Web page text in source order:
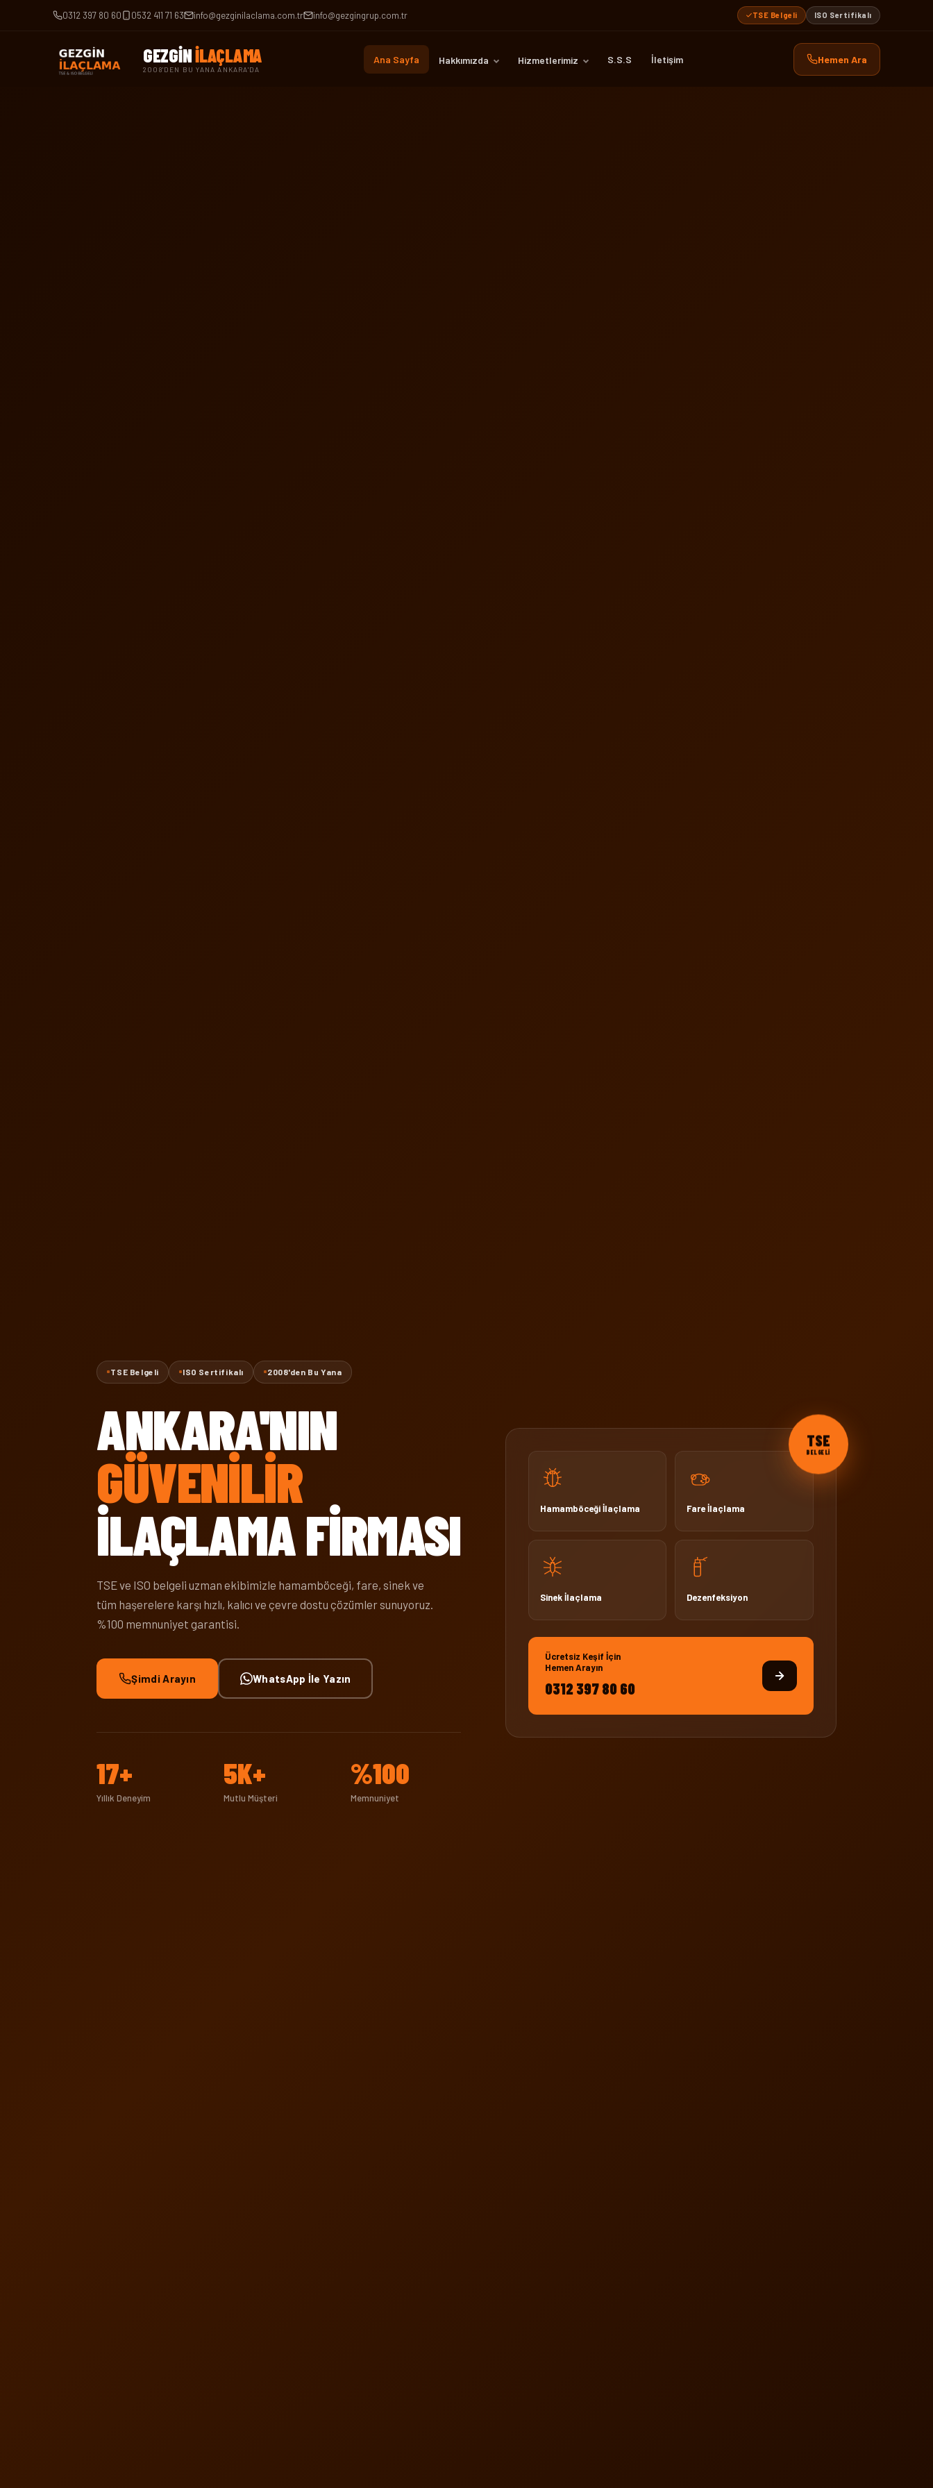
0312 397 80 60 0532 411 71 63 info@gezginilaclama.com.tr info@gezgingrup.com.tr TSE Belgeli ISO Sertifikalı
GEZGİNİLAÇLAMA
2008'DEN BU YANA ANKARA'DA
Ana Sayfa Hakkımızda Hizmetlerimiz S.S.S İletişim Hemen Ara
TSE Belgeli ISO Sertifikalı 2008'den Bu Yana
ANKARA'NIN
GÜVENILIR
İLAÇLAMA FIRMASI
TSE ve ISO belgeli uzman ekibimizle hamamböceği, fare, sinek ve
tüm haşerelere karşı hızlı, kalıcı ve çevre dostu çözümler sunuyoruz.
%100 memnuniyet garantisi.
Şimdi Arayın WhatsApp İle Yazın
17+
Yıllık Deneyim
5K+
Mutlu Müşteri
%100
Memnuniyet
TSE
BELGELİ
Hamamböceği İlaçlama Fare İlaçlama
Sinek İlaçlama Dezenfeksiyon
Ücretsiz Keşif İçin
Hemen Arayın
0312 397 80 60